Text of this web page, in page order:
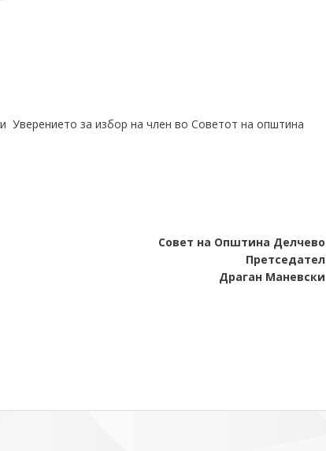
Уверението за избор на член во Советот на општина
Совет на Општина Делчево
Претседател
Драган Маневски